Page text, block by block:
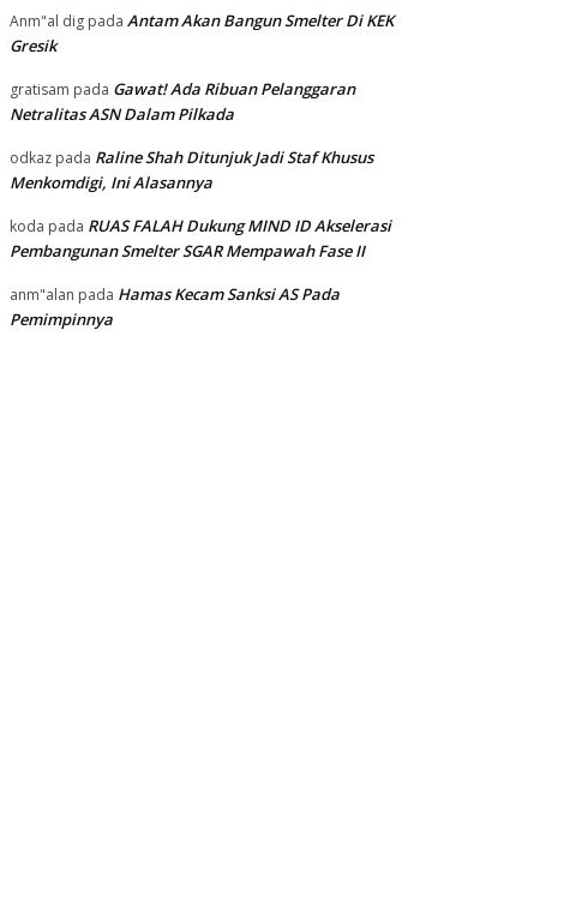
Anm"al dig pada Antam Akan Bangun Smelter Di KEK
Gresik
gratisam pada Gawat! Ada Ribuan Pelanggaran
Netralitas ASN Dalam Pilkada
odkaz pada Raline Shah Ditunjuk Jadi Staf Khusus
Menkomdigi, Ini Alasannya
koda pada RUAS FALAH Dukung MIND ID Akselerasi
Pembangunan Smelter SGAR Mempawah Fase II
anm"alan pada Hamas Kecam Sanksi AS Pada
Pemimpinnya